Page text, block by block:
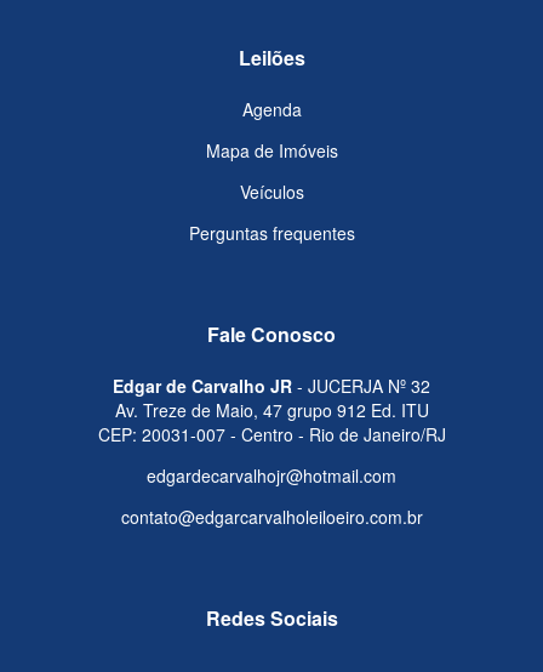
Leilões
Agenda
Mapa de Imóveis
Veículos
Perguntas frequentes
Fale Conosco
Edgar de Carvalho JR - JUCERJA Nº 32
Av. Treze de Maio, 47 grupo 912 Ed. ITU
CEP: 20031-007 - Centro - Rio de Janeiro/RJ
edgardecarvalhojr@hotmail.com
contato@edgarcarvalholeiloeiro.com.br
Redes Sociais